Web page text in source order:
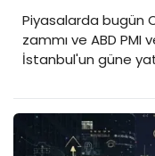
Piyasalarda bugün
zammı ve ABD PMI
İstanbul'un güne